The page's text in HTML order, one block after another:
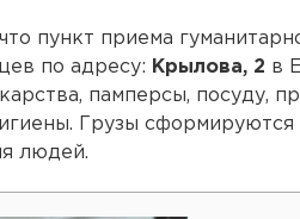
пункт приема
по адресу: Крылова, 2 в
памперсы, посуду,
Грузы
людей.